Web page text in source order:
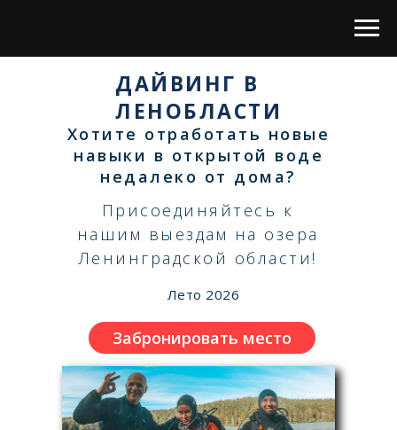
Хотите отработать новые
навыки в открытой воде
недалеко от дома?
Присоединяйтесь к
нашим выездам на озера
Ленинградской области!
ДАЙВИНГ В
ЛЕНОБЛАСТИ
Забронировать место
Лето 2026